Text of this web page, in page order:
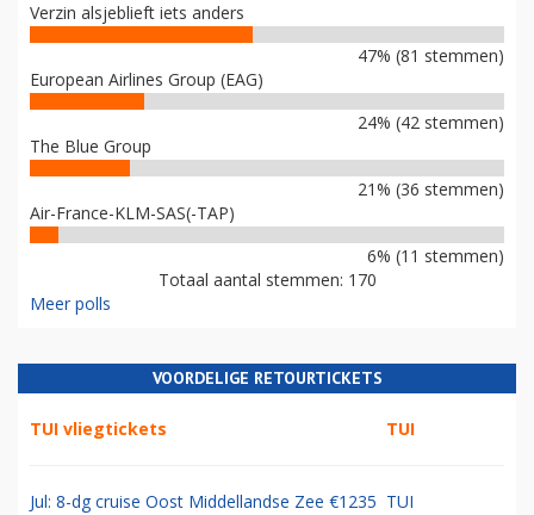
Verzin alsjeblieft iets anders
47% (81 stemmen)
European Airlines Group (EAG)
24% (42 stemmen)
The Blue Group
21% (36 stemmen)
Air-France-KLM-SAS(-TAP)
6% (11 stemmen)
Totaal aantal stemmen: 170
Meer polls
VOORDELIGE RETOURTICKETS
TUI vliegtickets TUI
Jul: 8-dg cruise Oost Middellandse Zee €1235 TUI